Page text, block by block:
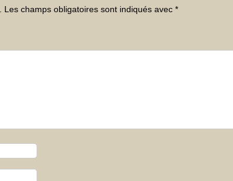
Les champs obligatoires sont indiqués avec *